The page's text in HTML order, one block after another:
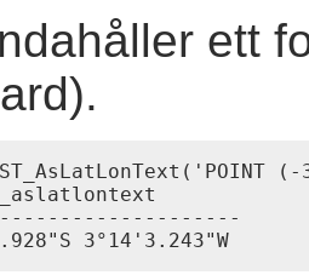
ett